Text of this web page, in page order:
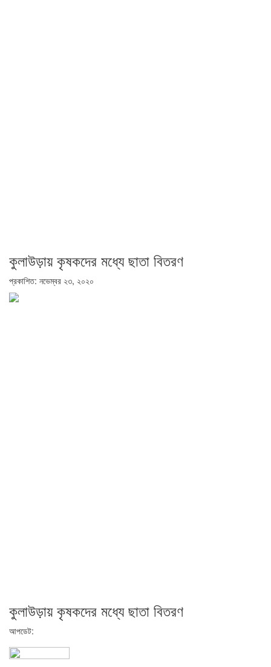
কুলাউড়ায় কৃষকদের মধ্যে ছাতা বিতরণ
প্রকাশিত: নভেম্বর ২৩, ২০২০
কুলাউড়ায় কৃষকদের মধ্যে ছাতা বিতরণ
আপডেট: